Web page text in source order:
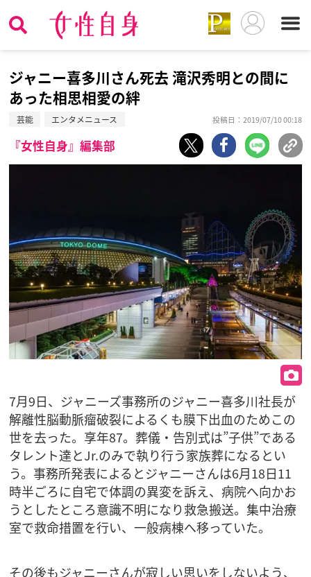
ジャニー喜多川さん死去 滝沢秀明との間に
あった相思相愛の絆
芸能 エンタメニュース 投稿日：2019/07/10 00:18
『女性自身』編集部
7月9日、ジャニーズ事務所のジャニー喜多川社長が
解離性脳動脈瘤破裂によるくも膜下出血のためこの
世を去った。享年87。葬儀・告別式は”子供”である
タレント達とJr.のみで執り行う家族葬になるとい
う。事務所発表によるとジャニーさんは6月18日11
時半ごろに自宅で体調の異変を訴え、病院へ向かお
うとしたところ意識不明になり救急搬送。集中治療
室で救命措置を行い、一般病棟へ移っていた。
その後もジャニーさんが寂しい思いをしないよう、